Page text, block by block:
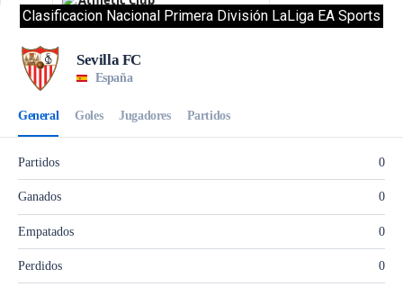
Clasificacion Nacional Primera División LaLiga EA Sports